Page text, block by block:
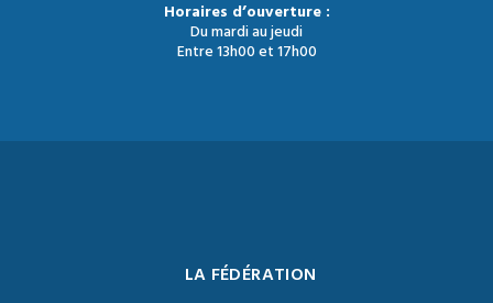
Horaires d’ouverture :
Du mardi au jeudi
Entre 13h00 et 17h00
LA FÉDÉRATION